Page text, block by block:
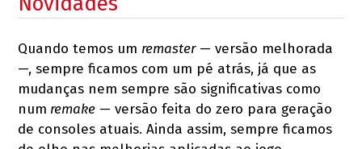
Quando temos um remaster— versão melhorada
—, sempre ficamos com um pé atrás, já que as
mudanças nem sempre são significativas como
num remake — versão feita do zero para geração
de consoles atuais. Ainda assim, sempre ficamos